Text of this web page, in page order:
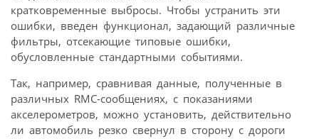
кратковременные выбросы. Чтобы устранить эти
ошибки, введен функционал, задающий различные
фильтры, отсекающие типовые ошибки,
обусловленные стандартными событиями.
Так, например, сравнивая данные, полученные в
различных RMC-сообщениях, с показаниями
акселерометров, можно установить, действительно
ли автомобиль резко свернул в сторону с дороги